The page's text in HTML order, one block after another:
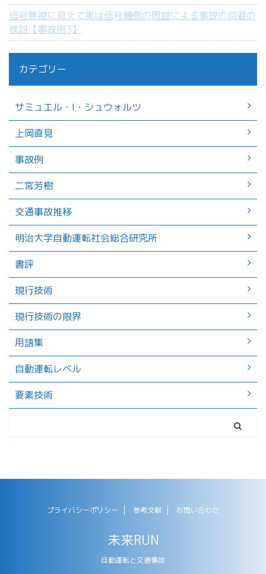
信号無視に見えて実は信号機側の問題による事故の回避の
検討【事故例3】
カテゴリー
サミュエル・I・シュウォルツ
上岡直見
事故例
二宮芳樹
交通事故推移
明治大学自動運転社会総合研究所
書評
現行技術
現行技術の限界
用語集
自動運転レベル
要素技術
プライバシーポリシー 参考文献 お問い合わせ
未来RUN
自動運転と交通事故